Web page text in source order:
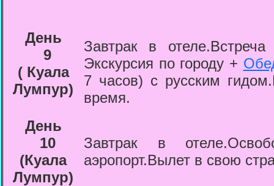
День
9
( Куала
Лумпур)
Завтрак в
Экскурсия по городу +
7 часов) с русским
время.
День
10
(Куала
Лумпур)
Завтрак в
аэропорт.Вылет в свою